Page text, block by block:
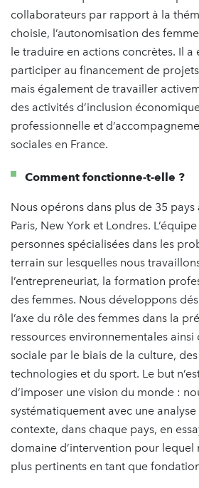
collaborateurs par rapport à la
choisie, l’autonomisation des
le traduire en actions concrètes. Il a
participer au financement de
mais également de travailler
des activités d’inclusion
professionnelle et
sociales en France.
Comment fonctionne-t-elle ?
Nous opérons dans plus de 35
Paris, New York et Londres.
personnes spécialisées dans les
terrain sur lesquelles nous
l’entrepreneuriat, la formation
des femmes. Nous développons
l’axe du rôle des femmes dans la
ressources environnementales
sociale par le biais de la culture,
technologies et du sport. Le but
d’imposer une vision du monde :
systématiquement avec une
contexte, dans chaque pays, en
domaine d’intervention pour lequel
plus pertinents en tant que